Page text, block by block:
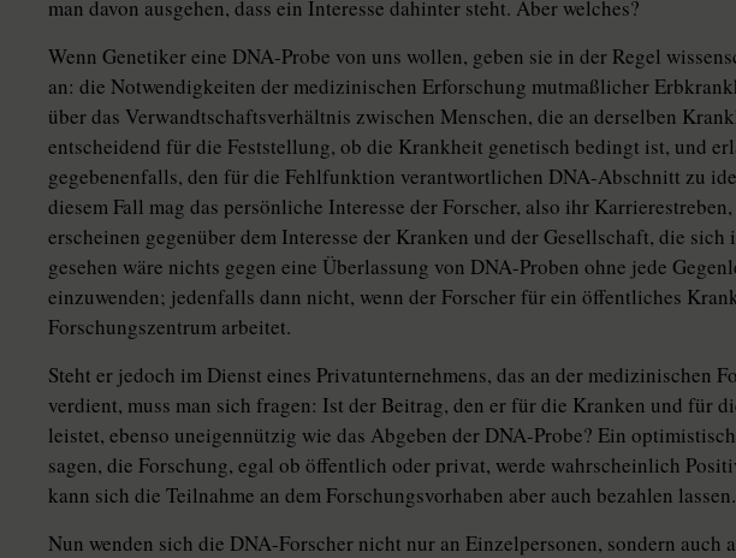
man davon ausgehen, dass ein Interesse dahinter steht. Aber welches?
Wenn Genetiker eine DNA-Probe von uns wollen, geben sie in der Regel
an: die Notwendigkeiten der medizinischen Erforschung mutmaßlicher
über das Verwandtschaftsverhältnis zwischen Menschen, die an derselben
entscheidend für die Feststellung, ob die Krankheit genetisch bedingt ist, und
gegebenenfalls, den für die Fehlfunktion verantwortlichen DNA-Abschnitt zu
diesem Fall mag das persönliche Interesse der Forscher, also ihr
erscheinen gegenüber dem Interesse der Kranken und der Gesellschaft, die sich
gesehen wäre nichts gegen eine Überlassung von DNA-Proben ohne jede
einzuwenden; jedenfalls dann nicht, wenn der Forscher für ein öffentliches
Forschungszentrum arbeitet.
Steht er jedoch im Dienst eines Privatunternehmens, das an der medizinischen
verdient, muss man sich fragen: Ist der Beitrag, den er für die Kranken und für
leistet, ebenso uneigennützig wie das Abgeben der DNA-Probe? Ein
sagen, die Forschung, egal ob öffentlich oder privat, werde wahrscheinlich
kann sich die Teilnahme an dem Forschungsvorhaben aber auch bezahlen lassen.
Nun wenden sich die DNA-Forscher nicht nur an Einzelpersonen, sondern auch